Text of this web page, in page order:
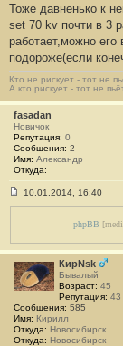
Тоже давненько к
set 70 kv почти в 3
работает,можно его
подороже(если
Кто не рискует - тот не
А кто рискует - тот не
fasadan
Новичок
Репутация: 0
Сообщения: 2
Имя: Александр
Откуда:
щ
е
н
и
е
1
2
6
10.01.2014, 16:40
phpBB
КирNsk
Бывалый
Возраст: 45
Репутация: 43
Сообщения: 585
Имя: Кирилл
Откуда: Новосибирск
Откуда: Новосибирск